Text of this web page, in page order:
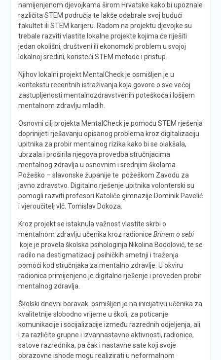
namijenjenom djevojkama širom Hrvatske kako bi upoznale
različita STEM područja te lakše odabrale svoj budući
fakultet ili STEM karijeru. Radom na projektu djevojke su
trebale razviti vlastite lokalne projekte kojima će riješiti
jedan okolišni, društveni ili ekonomski problem u svojoj
lokalnoj sredini, koristeći STEM metode i pristup.
Njihov lokalni projekt MentalCheck je osmišljen je u
kontekstu recentnih istraživanja koja govore o sve većoj
zastupljenosti mentalnozdravstvenih poteškoća i lošijem
mentalnom zdravlju mladih.
Osnovni cilj projekta MentalCheck je pomoću STEM rješenja
doprinijeti rješavanju opisanog problema kroz digitalizaciju
upitnika za probir mentalnog rizika kako bi se olakšala,
ubrzala i proširila njegova provedba stručnjacima
mentalnog zdravlja u osnovnim i srednjim školama
Požeško – slavonske županije te požeškom Zavodu za
javno zdravstvo. Digitalno rješenje upitnika volonterski su
pomogli razviti profesori Katoliče gimnazije Dominik Pavelić
i vjeroučitelj vlč. Tomislav Dokoza.
Kroz projekt se istaknula važnost vlastite skrbi o
mentalnom zdravlju učenika kroz radionice Brinem o sebi
koje je provela školska psihologinja Nikolina Bodolović, te se
radilo na destigmatizaciji psihičkih smetnji i traženja
pomoći kod stručnjaka za mentalno zdravlje. U okviru
radionica primijenjeno je digitalno rješenje i proveden probir
mentalnog zdravlja.
Školski dnevni boravak osmišljen je na inicijativu učenika za
kvalitetnije slobodno vrijeme u školi, za poticanje
komunikacije i socijalizacije između razrednih odjeljenja, ali
i za različite grupne i izvannastavne aktivnosti, radionice,
satove razrednika, pa čak i nastavne sate koji svoje
obrazovne ishode mogu realizirati u neformalnom